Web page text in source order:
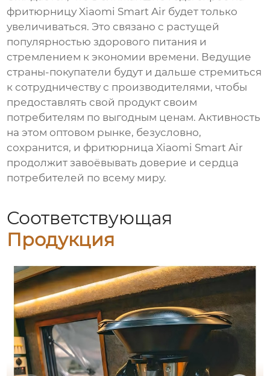
фритюрницу Xiaomi Smart Air будет только
увеличиваться. Это связано с растущей
популярностью здорового питания и
стремлением к экономии времени. Ведущие
страны-покупатели будут и дальше стремиться
к сотрудничеству с производителями, чтобы
предоставлять свой продукт своим
потребителям по выгодным ценам. Активность
на этом оптовом рынке, безусловно,
сохранится, и фритюрница Xiaomi Smart Air
продолжит завоёвывать доверие и сердца
потребителей по всему миру.
Соответствующая
Продукция